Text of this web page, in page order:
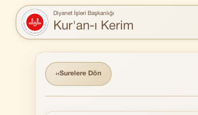
Diyanet İşleri Başkanlığı
Kur'an-ı Kerim
‹‹Surelere Dön